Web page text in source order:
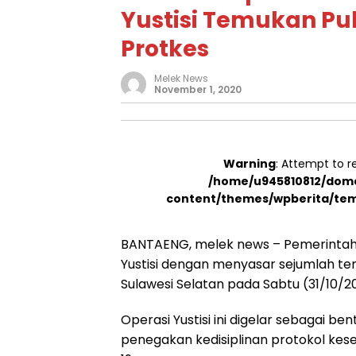
Yustisi Temukan
Protkes
Melek News
November 1, 2020
Warning: Attempt to
/home/u945810812/
content/themes/wpberita/
BANTAENG, melek news –
Yustisi dengan menyasar sejumlah
Sulawesi Selatan pada Sabtu (31/10/
Operasi Yustisi ini digelar sebagai
penegakan kedisiplinan protokol